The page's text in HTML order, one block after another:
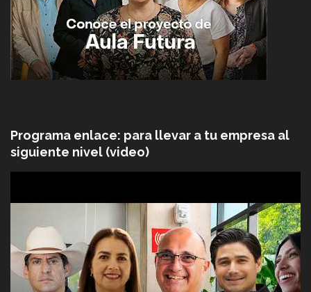
Programa enlace: para llevar a tu empresa al
siguiente nivel (video)